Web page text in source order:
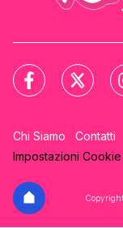
Chi Siamo Contatti
Impostazioni Cookie